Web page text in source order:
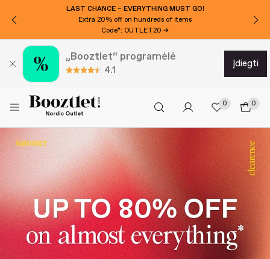
LAST CHANCE – EVERYTHING MUST GO!
Extra 20% off on hundreds of items
Code*: OUTLET20 →
„Booztlet“ programėlė
4.1
įdiegti
0 0